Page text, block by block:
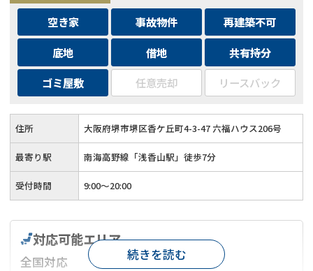
空き家 事故物件
再建築不可
底地
借地
共有持分
ゴミ屋敷
任意売却 リースバック
住所 大阪府堺市堺区香ケ丘町4-3-47 六福ハウス206号
最寄り駅 南海高野線「浅香山駅」徒歩7分
受付時間 9:00～20:00
対応可能エリア
全国対応 続きを読む